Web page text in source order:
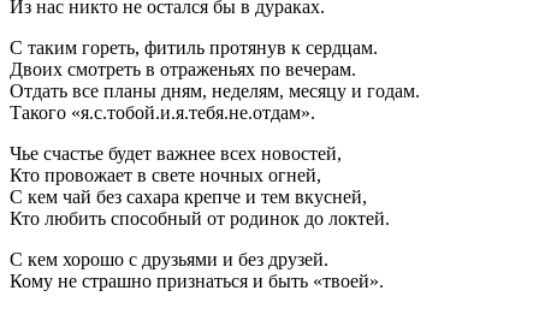
Из нас никто не остался бы в дураках.
С таким гореть, фитиль протянув к сердцам.
Двоих смотреть в отраженьях по вечерам.
Отдать все планы дням, неделям, месяцу и годам.
Такого «я.с.тобой.и.я.тебя.не.отдам».
Чье счастье будет важнее всех новостей,
Кто провожает в свете ночных огней,
С кем чай без сахара крепче и тем вкусней,
Кто любить способный от родинок до локтей.
С кем хорошо с друзьями и без друзей.
Кому не страшно признаться и быть «твоей».